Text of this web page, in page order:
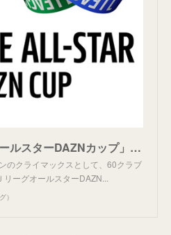
【公式】「ＪリーグオールスターDAZNカップ」開催：Ｊリーグ公式サイト（J.LEAGUE.jp）
のクライマックスとして、60クラブ
ーグオールスターDAZN...
）